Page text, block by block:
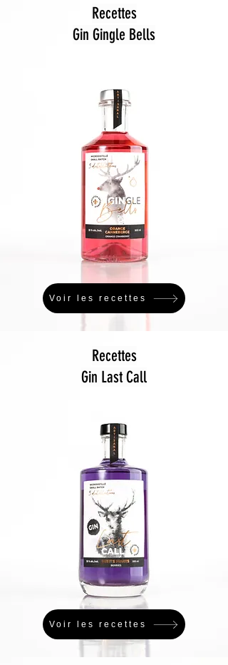
Recettes
Gin Gingle Bells
Voir les recettes
Recettes
Gin Last Call
Voir les recettes